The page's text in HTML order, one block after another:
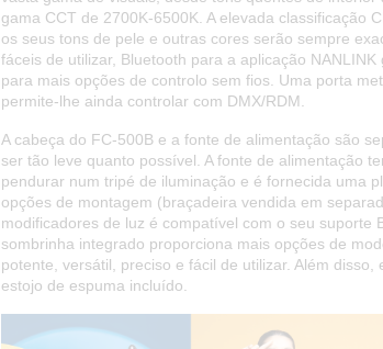
gama CCT de 2700K-6500K. A elevada classificação
os seus tons de pele e outras cores serão sempre
fáceis de utilizar, Bluetooth para a aplicação
para mais opções de controlo sem fios. Uma porta
permite-lhe ainda controlar com DMX/RDM.
A cabeça do FC-500B e a fonte de alimentação são
ser tão leve quanto possível. A fonte de alimentação
pendurar num tripé de iluminação e é fornecida uma
opções de montagem (braçadeira vendida em
modificadores de luz é compatível com o seu suporte
sombrinha integrado proporciona mais opções de
potente, versátil, preciso e fácil de utilizar. Além
estojo de espuma incluído.